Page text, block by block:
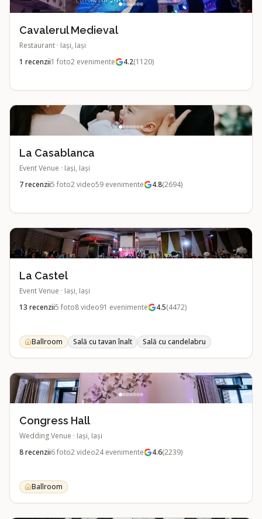
Cavalerul Medieval
Restaurant · Iași, Iași
1 recenzii1 foto2 evenimente 4.2(1120)
La Casablanca
Event Venue · Iași, Iași
7recenzii5 foto2video59 evenimente 4.8(2694)
La Castel
Event Venue · Iași, Iași
13 recenzii5 foto8video91 evenimente 4.5(4472)
Ballroom Sală cu tavan înalt Sală cu candelabru
Congress Hall
Wedding Venue · Iași, Iași
8recenzii6foto2video24evenimente 4.6(2239)
Ballroom